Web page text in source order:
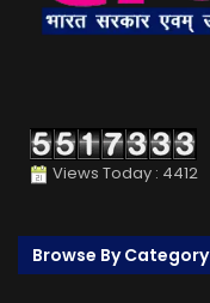
Views Today : 4412
Browse By Category